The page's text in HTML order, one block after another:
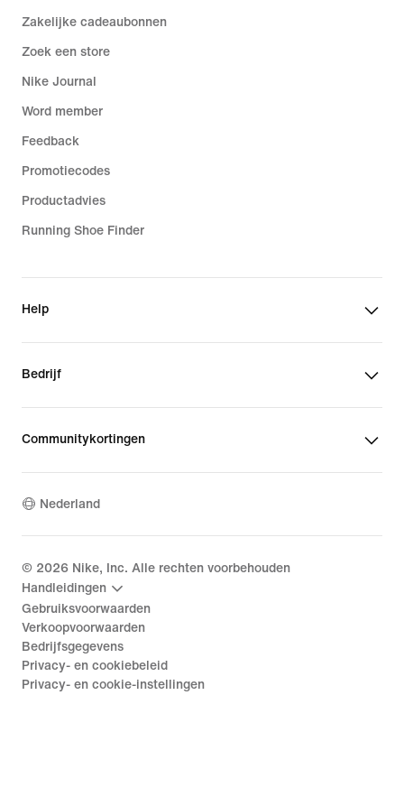
Zakelijke cadeaubonnen
Zoek een store
Nike Journal
Word member
Feedback
Promotiecodes
Productadvies
Running Shoe Finder
Help
Bedrijf
Communitykortingen
Nederland
© 2026 Nike, Inc. Alle rechten voorbehouden
Handleidingen
Gebruiksvoorwaarden
Verkoopvoorwaarden
Bedrijfsgegevens
Privacy- en cookiebeleid
Privacy- en cookie-instellingen